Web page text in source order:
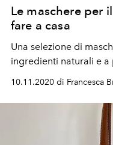
Le maschere per
fare a casa
Una selezione di
ingredienti naturali e
10.11.2020 di Francesca